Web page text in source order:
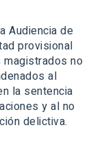
Audiencia de
provisional
magistrados no
al
la sentencia
y al no
delictiva.